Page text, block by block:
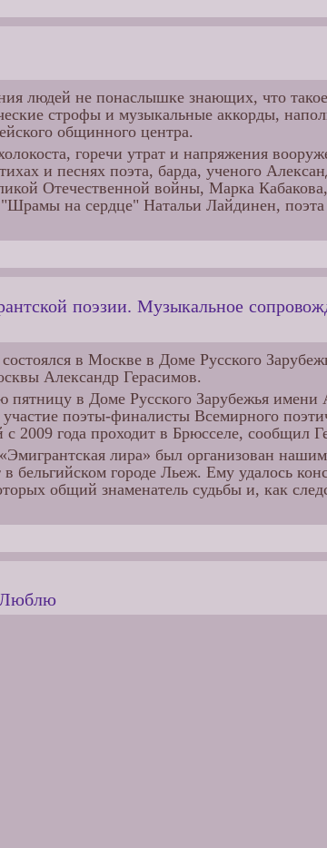
людей не понаслышке знающих, что
строфы и музыкальные аккорды,
общинного центра.
горечи утрат и напряжения
и песнях поэта, барда, ученого
Отечественной войны, Марка
на сердце" Натальи Лайдинен, поэта
поэзии. Музыкальное
в Москве в Доме Русского
Александр Герасимов.
в Доме Русского Зарубежья имени
поэты-финалисты Всемирного
2009 года проходит в Брюсселе, сообщил
лира» был организован
городе Льеж. Ему удалось
общий знаменатель судьбы и, как